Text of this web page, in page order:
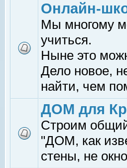
Онлайн-
Мы многому
учиться.
Ныне это
Дело новое,
найти, чем
ДОМ для
Строим
"ДОМ, как
стены, не